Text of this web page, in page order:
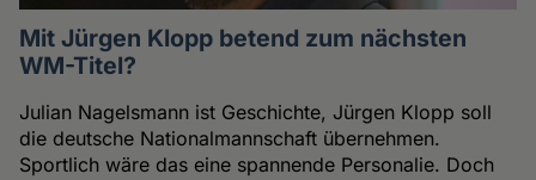
Mit Jürgen Klopp betend zum nächsten
WM-Titel?
Julian Nagelsmann ist Geschichte, Jürgen Klopp soll
die deutsche Nationalmannschaft übernehmen.
Sportlich wäre das eine spannende Personalie. Doch